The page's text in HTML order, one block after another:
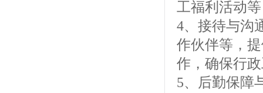
工福利活动
4、接待与沟
作伙伴等，
作，确保行
5、后勤保障